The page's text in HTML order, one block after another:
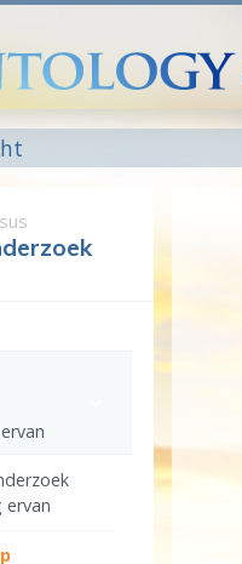
ervan